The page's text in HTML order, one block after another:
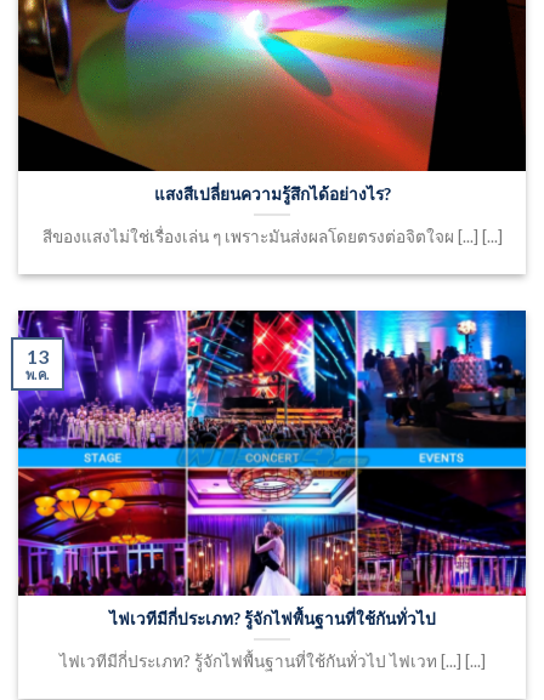
แสงสีเปลี่ยนความรู้สึกได้อย่างไร?
สีของแสงไม่ใช่เรื่องเล่น ๆ เพราะมันส่งผลโดยตรงต่อจิตใจผ [...] [...]
ไฟเวทีมีกี่ประเภท? รู้จักไฟพื้นฐานที่ใช้กันทั่วไป
ไฟเวทีมีกี่ประเภท? รู้จักไฟพื้นฐานที่ใช้กันทั่วไป ไฟเวท [...] [...]
13
พ.ค.